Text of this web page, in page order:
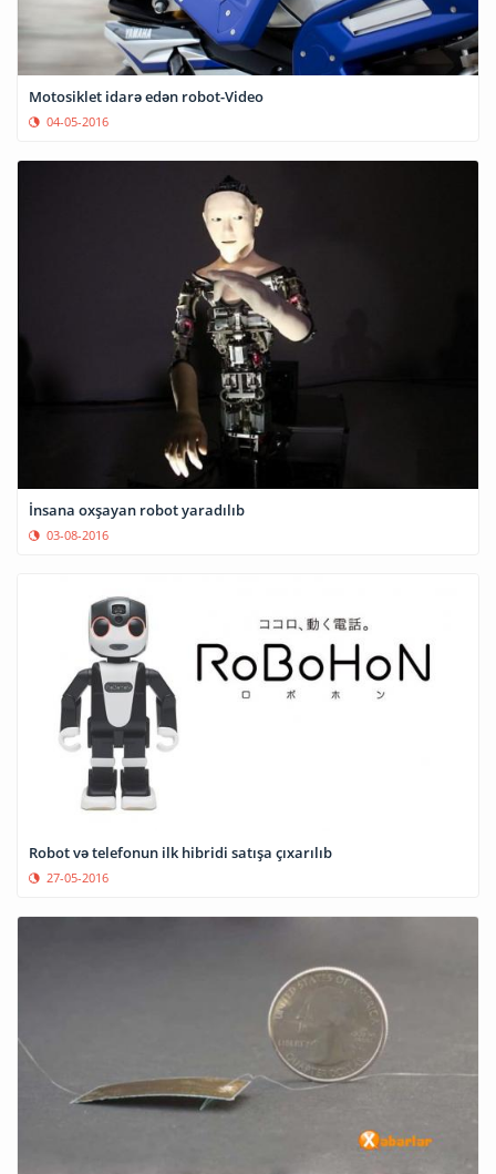
Motosiklet idarə edən robot-Video
04-05-2016
İnsana oxşayan robot yaradılıb
03-08-2016
Robot və telefonun ilk hibridi satışa çıxarılıb
27-05-2016